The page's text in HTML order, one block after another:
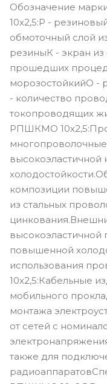
Обозначение
10х2,5:Р -
обмоточный слой
резиныК - экран из
прошедших
морозостойкийО -
- количество
токопроводящих
РПШКМО
композиции
из стальных
повышенной
использования
10х2,5:Кабельные
мобильного
монтажа
от сетей с
также для